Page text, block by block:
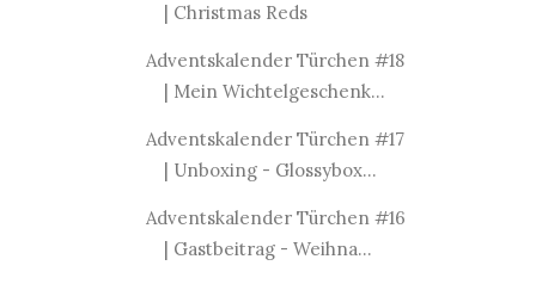
| Christmas Reds
Adventskalender Türchen #18
| Mein Wichtelgeschenk...
Adventskalender Türchen #17
| Unboxing - Glossybox...
Adventskalender Türchen #16
| Gastbeitrag - Weihna...